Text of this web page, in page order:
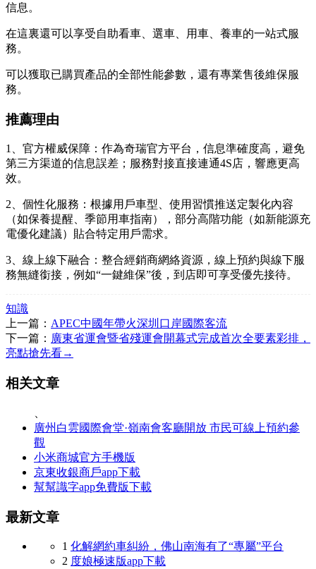
信息。
在這裏還可以享受自助看車、選車、用車、養車的一站式服
務。
可以獲取已購買產品的全部性能參數，還有專業售後維保服
務。
推薦理由
1、官方權威保障：作為奇瑞官方平台，信息準確度高，避免
第三方渠道的信息誤差；服務對接直接連通4S店，響應更高
效。
2、個性化服務：根據用戶車型、使用習慣推送定製化內容
（如保養提醒、季節用車指南），部分高階功能（如新能源充
電優化建議）貼合特定用戶需求。
3、線上線下融合：整合經銷商網絡資源，線上預約與線下服
務無縫銜接，例如“一鍵維保”後，到店即可享受優先接待。
知識
上一篇： APEC中國年帶火深圳口岸國際客流
下一篇： 廣東省運會暨省殘運會開幕式完成首次全要素彩排，
亮點搶先看→
相关文章
廣州白雲國際會堂·嶺南會客廳開放 市民可線上預約參
觀
小米商城官方手機版
京東收銀商戶app下載
幫幫識字app免費版下載
最新文章
1 化解網約車糾紛，佛山南海有了“專屬”平台
2 度娘極速版app下載